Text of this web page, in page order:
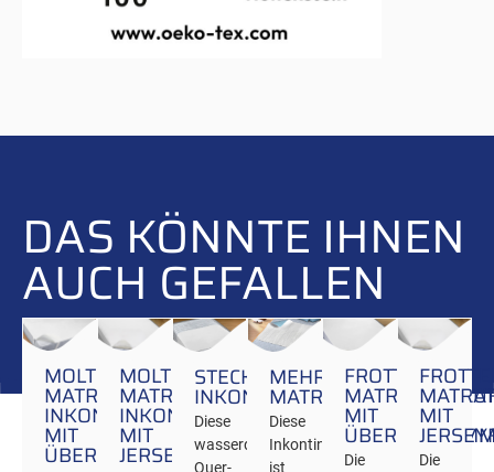
DAS KÖNNTE IHNEN
AUCH GEFALLEN
MOLTON
MATRATZENAUFLAGE
INKONTINENZ
MIT
ÜBERECKGUMMIS
MOLTON
MATRATZENAUFLAGE
INKONTINENZ
MIT
JERSEYFLÜGEL
STECKLAKEN-
INKONTINENZ
Diese
wasserdichte
Quer-
MEHRWEG-
MATRATZENAUFLAGE
Diese
Inkontinenzauflage
ist
FROTTEE-
MIT
Die
MIT
Die